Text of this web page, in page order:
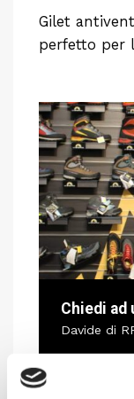
Chiedi ad
Davide di
Gilet
perfetto per